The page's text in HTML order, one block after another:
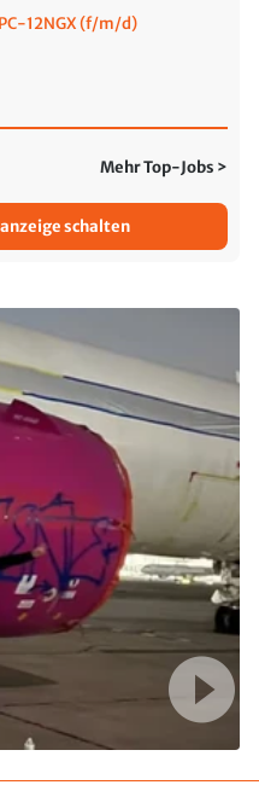
12NGX (f/m/d)
Mehr Top-Jobs >
schalten